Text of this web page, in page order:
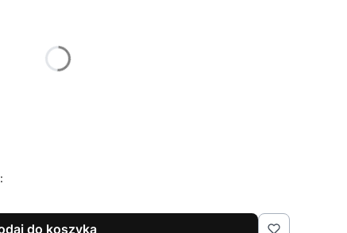
do koszyka